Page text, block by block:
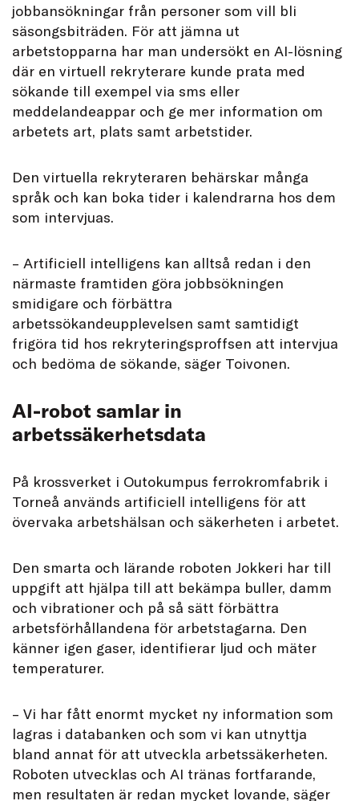
jobbansökningar från personer som vill bli
säsongsbiträden. För att jämna ut
arbetstopparna har man undersökt en AI-lösning
där en virtuell rekryterare kunde prata med
sökande till exempel via sms eller
meddelandeappar och ge mer information om
arbetets art, plats samt arbetstider.
Den virtuella rekryteraren behärskar många
språk och kan boka tider i kalendrarna hos dem
som intervjuas.
– Artificiell intelligens kan alltså redan i den
närmaste framtiden göra jobbsökningen
smidigare och förbättra
arbetssökandeupplevelsen samt samtidigt
frigöra tid hos rekryteringsproffsen att intervjua
och bedöma de sökande, säger Toivonen.
AI-robot samlar in
arbetssäkerhetsdata
På krossverket i Outokumpus ferrokromfabrik i
Torneå används artificiell intelligens för att
övervaka arbetshälsan och säkerheten i arbetet.
Den smarta och lärande roboten Jokkeri har till
uppgift att hjälpa till att bekämpa buller, damm
och vibrationer och på så sätt förbättra
arbetsförhållandena för arbetstagarna. Den
känner igen gaser, identifierar ljud och mäter
temperaturer.
– Vi har fått enormt mycket ny information som
lagras i databanken och som vi kan utnyttja
bland annat för att utveckla arbetssäkerheten.
Roboten utvecklas och AI tränas fortfarande,
men resultaten är redan mycket lovande, säger